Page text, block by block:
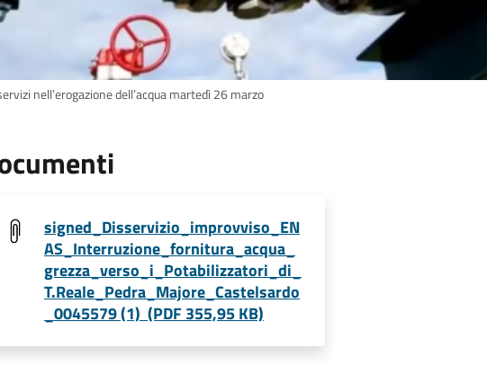
nell’erogazione dell’acqua martedì 26 marzo
signed_Disservizio_improvviso_EN
AS_Interruzione_fornitura_acqua_
grezza_verso_i_Potabilizzatori_di_
T.Reale_Pedra_Majore_Castelsardo
_0045579 (1) (PDF 355,95 KB)